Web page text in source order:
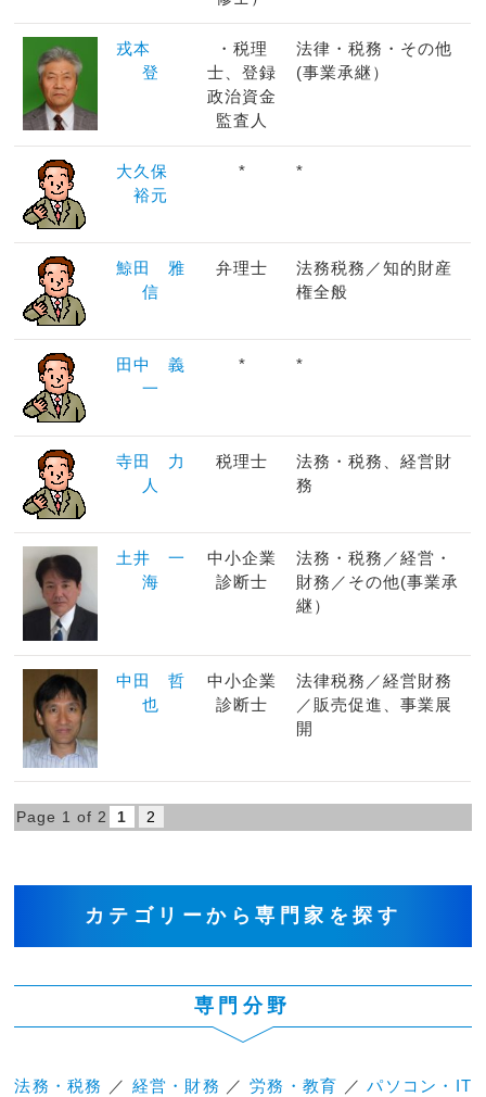
戎本
登
・税理
士、登録
政治資金
監査人
法律・税務・その他
(事業承継）
大久保
裕元
* *
鯨田 雅
信
弁理士
法務税務／知的財産
権全般
田中 義
一
* *
寺田 力
人
税理士
法務・税務、経営財
務
土井 一
海
中小企業
診断士
法務・税務／経営・
財務／その他(事業承
継）
中田 哲
也
中小企業
診断士
法律税務／経営財務
／販売促進、事業展
開
Page 1 of 2 1 2
カテゴリーから専門家を探す
専門分野
法務・税務 ／ 経営・財務 ／ 労務・教育 ／パソコン・IT